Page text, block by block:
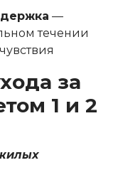
—
течении
за
1 и 2